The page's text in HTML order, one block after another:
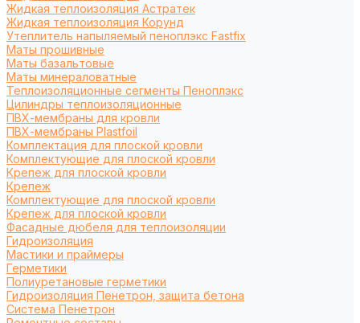
Жидкая теплоизоляция Астратек
Жидкая теплоизоляция Корунд
Утеплитель напыляемый пеноплэкс Fastfix
Маты прошивные
Маты базальтовые
Маты минераловатные
Теплоизоляционные сегменты Пеноплэкс
Цилиндры теплоизоляционные
ПВХ-мембраны для кровли
ПВХ-мембраны Plastfoil
Комплектация для плоской кровли
Комплектующие для плоской кровли
Крепеж для плоской кровли
Крепеж
Комплектующие для плоской кровли
Крепеж для плоской кровли
Фасадные дюбеля для теплоизоляции
Гидроизоляция
Мастики и праймеры
Герметики
Полиуретановые герметики
Гидроизоляция Пенетрон, защита бетона
Система Пенетрон